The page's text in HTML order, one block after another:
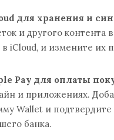
для хранения и
и другого
в iCloud, и измените их
Pay для оплаты
и приложениях.
Wallet и
банка.